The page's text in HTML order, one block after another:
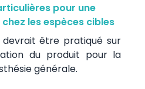
pour une
les espèces cibles
devrait être pratiqué sur
du produit pour la
générale.